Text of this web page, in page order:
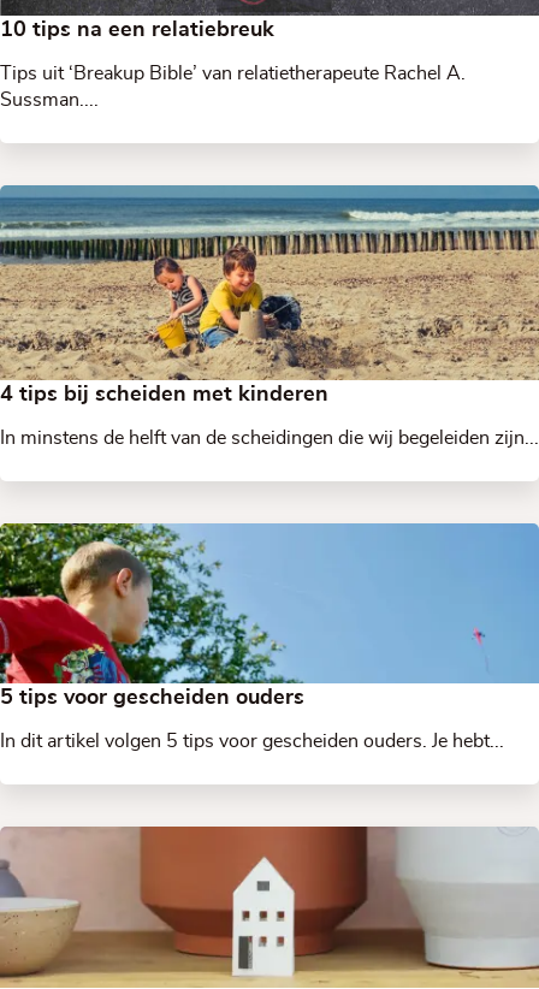
10 tips na een relatiebreuk
Tips uit ‘Breakup Bible’ van relatietherapeute Rachel A.
Sussman....
4 tips bij scheiden met kinderen
In minstens de helft van de scheidingen die wij begeleiden zijn...
5 tips voor gescheiden ouders
In dit artikel volgen 5 tips voor gescheiden ouders. Je hebt...